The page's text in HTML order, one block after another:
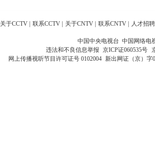
关于CCTV 联系CCTV 关于CNTV 联系CNTV 人才招聘
中国中央电视台 中国网络电
违法和不良信息举报 京ICP证060535号
网上传播视听节目许可证号 0102004 新出网证（京）